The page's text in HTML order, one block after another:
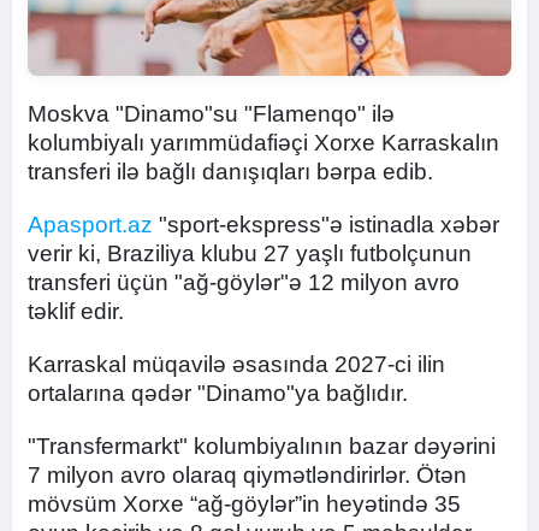
Moskva "Dinamo"su "Flamenqo" ilə
kolumbiyalı yarımmüdafiəçi Xorxe Karraskalın
transferi ilə bağlı danışıqları bərpa edib.
Apasport.az "sport-ekspress"ə istinadla xəbər
verir ki, Braziliya klubu 27 yaşlı futbolçunun
transferi üçün "ağ-göylər"ə 12 milyon avro
təklif edir.
Karraskal müqavilə əsasında 2027-ci ilin
ortalarına qədər "Dinamo"ya bağlıdır.
"Transfermarkt" kolumbiyalının bazar dəyərini
7 milyon avro olaraq qiymətləndirirlər. Ötən
mövsüm Xorxe “ağ-göylər”in heyətində 35